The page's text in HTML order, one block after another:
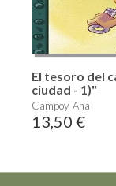
El tesoro del
ciudad - 1)"
Campoy, Ana
13,50 €